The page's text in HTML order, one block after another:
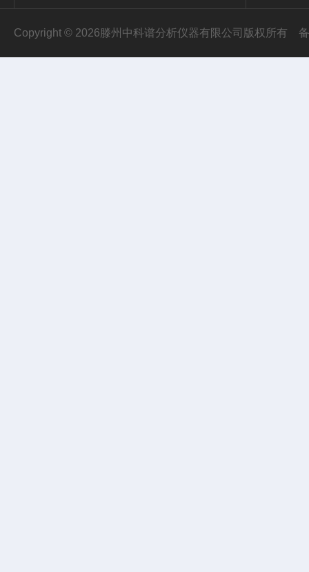
Copyright © 2026滕州中科谱分析仪器有限公司版权所有